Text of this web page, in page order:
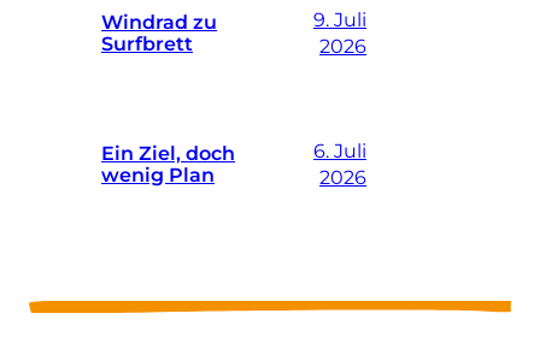
Windrad zu
Surfbrett
9. Juli
2026
Ein Ziel, doch
wenig Plan
6. Juli
2026